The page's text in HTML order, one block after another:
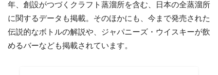
年、創設がつづくクラフト蒸溜所を含む、日本の全蒸溜所
に関するデータも掲載。そのほかにも、今まで発売された
伝説的なボトルの解説や、ジャパニーズ・ウイスキーが飲
めるバーなども掲載されています。